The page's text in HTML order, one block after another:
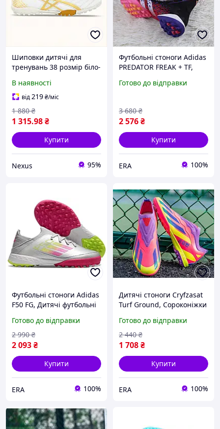
Шиповки дитячі для
тренувань 38 розмір біло-
В наявності
від219₴/міс
1 315.98₴
1 880 ₴
Купити
Nexus 95%
Футбольні стоноги Adidas
PREDATOR FREAK + TF,
сороконіжки Adidas
Готово до відправки
2 576₴
3 680 ₴
Купити
ERA 100%
Футбольні стоноги Adidas
F50 FG, Дитячі футбольні
Готово до відправки
2 093₴
2 990 ₴
Купити
ERA 100%
Дитячі стоноги Cryfzasat
Turf Ground, Сороконіжки
Готово до відправки
1 708₴
2 440 ₴
Купити
ERA 100%